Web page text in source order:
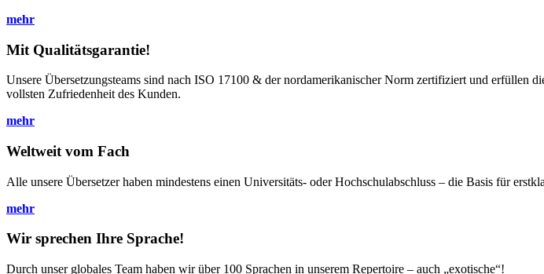
mehr
Mit Qualitätsgarantie!
Unsere Übersetzungsteams sind nach ISO 17100 & der nordamerikanischer Norm zertifiziert und erfüllen
vollsten Zufriedenheit des Kunden.
mehr
Weltweit vom Fach
Alle unsere Übersetzer haben mindestens einen Universitäts- oder Hochschulabschluss – die Basis für
mehr
Wir sprechen Ihre Sprache!
Durch unser globales Team haben wir über 100 Sprachen in unserem Repertoire – auch „exotische“!